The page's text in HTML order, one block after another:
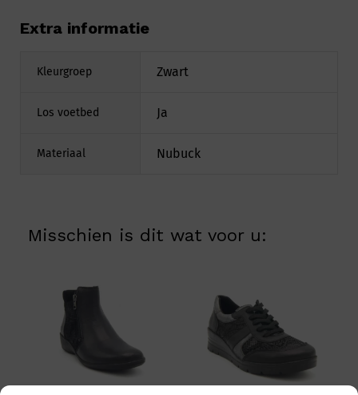
Extra informatie
Kleurgroep Zwart
Los voetbed Ja
Materiaal Nubuck
Misschien is dit wat voor u: